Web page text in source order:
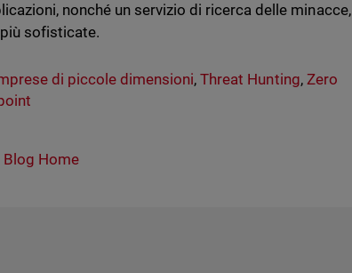
nonché un servizio di ricerca delle minacce,
sofisticate.
di piccole dimensioni,Threat Hunting, Zero
Blog Home